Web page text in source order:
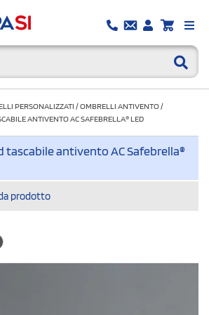
PERSONALIZZATI /OMBRELLI ANTIVENTO/
ANTIVENTO AC SAFEBRELLA® LED
tascabile antivento AC Safebrella®
prodotto